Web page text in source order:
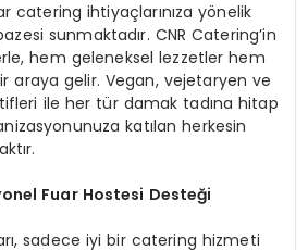
catering ihtiyaçlarınıza yönelik
sunmaktadır. CNR Catering’in
hem geleneksel lezzetler hem
araya gelir. Vegan, vejetaryen ve
ile her tür damak tadına hitap
katılan herkesin
Fuar Hostesi Desteği
sadece iyi bir catering hizmeti